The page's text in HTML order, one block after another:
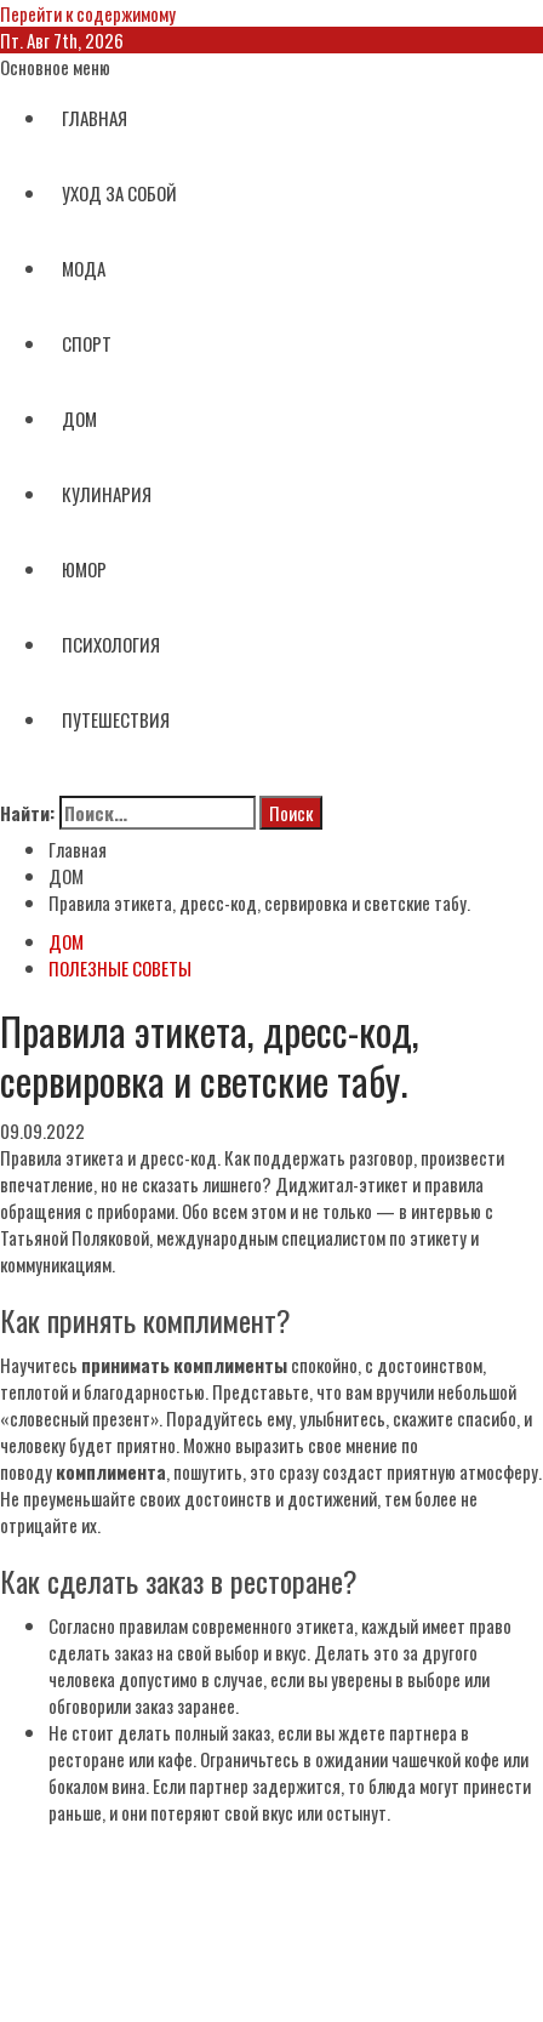
Перейти к содержимому
Пт. Авг 7th, 2026
Основное меню
ГЛАВНАЯ
УХОД ЗА СОБОЙ
МОДА
СПОРТ
ДОМ
КУЛИНАРИЯ
ЮМОР
ПСИХОЛОГИЯ
ПУТЕШЕСТВИЯ
Найти:
Главная
ДОМ
Правила этикета, дресс-код, сервировка и светские табу.
ДОМ
ПОЛЕЗНЫЕ СОВЕТЫ
Правила этикета, дресс-код,
сервировка и светские табу.
09.09.2022
Правила этикета и дресс-код. Как поддержать разговор, произвести
впечатление, но не сказать лишнего? Диджитал-этикет и правила
обращения с приборами. Обо всем этом и не только — в интервью с
Татьяной Поляковой, международным специалистом по этикету и
коммуникациям.
Как принять комплимент?
Научитесь приниматькомплиментыспокойно, с достоинством,
теплотой и благодарностью. Представьте, что вам вручили небольшой
«словесный презент». Порадуйтесь ему, улыбнитесь, скажите спасибо, и
человеку будет приятно. Можно выразить свое мнение по
поводукомплимента, пошутить, это сразу создаст приятную атмосферу.
Не преуменьшайте своих достоинств и достижений, тем более не
отрицайте их.
Как сделать заказ в ресторане?
Согласно правилам современного этикета, каждый имеет право
сделать заказ на свой выбор и вкус. Делать это за другого
человека допустимо в случае, если вы уверены в выборе или
обговорили заказ заранее.
Не стоит делать полный заказ, если вы ждете партнера в
ресторане или кафе. Ограничьтесь в ожидании чашечкой кофе или
бокалом вина. Если партнер задержится, то блюда могут принести
раньше, и они потеряют свой вкус или остынут.